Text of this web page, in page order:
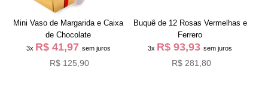
Mini Vaso de Margarida e Caixa
de Chocolate
3x R$ 41,97 sem juros
R$ 125,90
Buquê de 12 Rosas Vermelhas e
Ferrero
3x R$ 93,93sem juros
R$ 281,80